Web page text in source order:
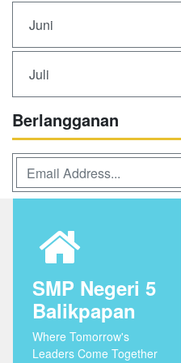
Juni
Juli
Berlangganan
SMP Negeri 5
Balikpapan
Where Tomorrow's
Leaders Come Together